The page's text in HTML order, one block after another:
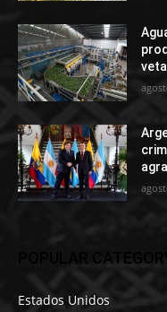
POPULAR
Estados Unidos